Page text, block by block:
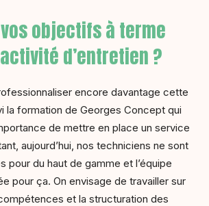
objectifs à terme
d’entretien ?
encore davantage cette
la formation de Georges Concept qui
de mettre en place un service
aujourd’hui, nos techniciens ne sont
pour du haut de gamme et l’équipe
pour ça. On envisage de travailler sur
et la structuration des